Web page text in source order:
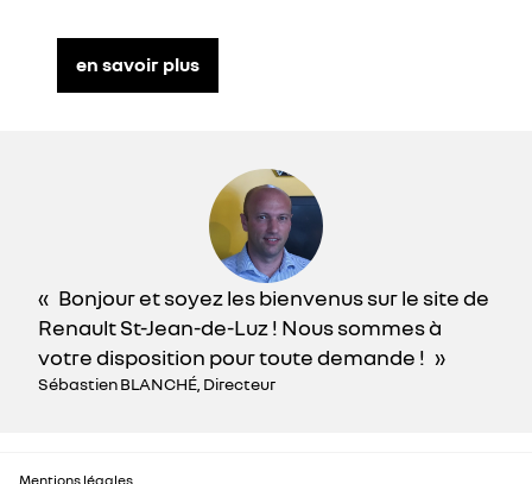
en savoir plus
Bonjour et soyez les bienvenus sur le site de
Renault St-Jean-de-Luz ! Nous sommes à
votre disposition pour toute demande !
Sébastien BLANCHÉ, Directeur
Mentions légales